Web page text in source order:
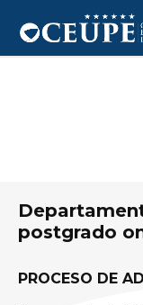
postgrado
PROCESO DE